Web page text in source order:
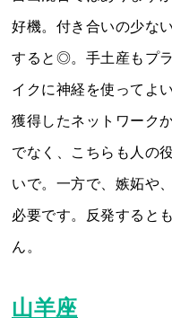
好機。付き合いの少な
すると◎。手土産もプ
イクに神経を使ってよ
獲得したネットワーク
でなく、こちらも人の
いで。一方で、嫉妬や
必要です。反発すると
ん。
山羊座